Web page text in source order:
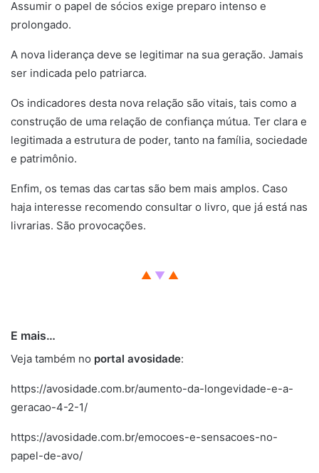
Assumir o papel de sócios exige preparo intenso e
prolongado.
A nova liderança deve se legitimar na sua geração. Jamais
ser indicada pelo patriarca.
Os indicadores desta nova relação são vitais, tais como a
construção de uma relação de confiança mútua. Ter clara e
legitimada a estrutura de poder, tanto na família, sociedade
e patrimônio.
Enfim, os temas das cartas são bem mais amplos. Caso
haja interesse recomendo consultar o livro, que já está nas
livrarias. São provocações.
▲ ▼ ▲
E mais…
Veja também no portal avosidade:
https://avosidade.com.br/aumento-da-longevidade-e-a-
geracao-4-2-1/
https://avosidade.com.br/emocoes-e-sensacoes-no-
papel-de-avo/